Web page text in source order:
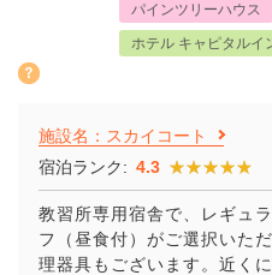
パインツリーハウス
ホテル キャピタルイ
施設名：スカイコート
宿泊ランク: 4.3 ★★★★★
★★★★★
教習所専用宿舎で、レギュ
フ（昼食付）がご選択いた
理器具もございます。近く